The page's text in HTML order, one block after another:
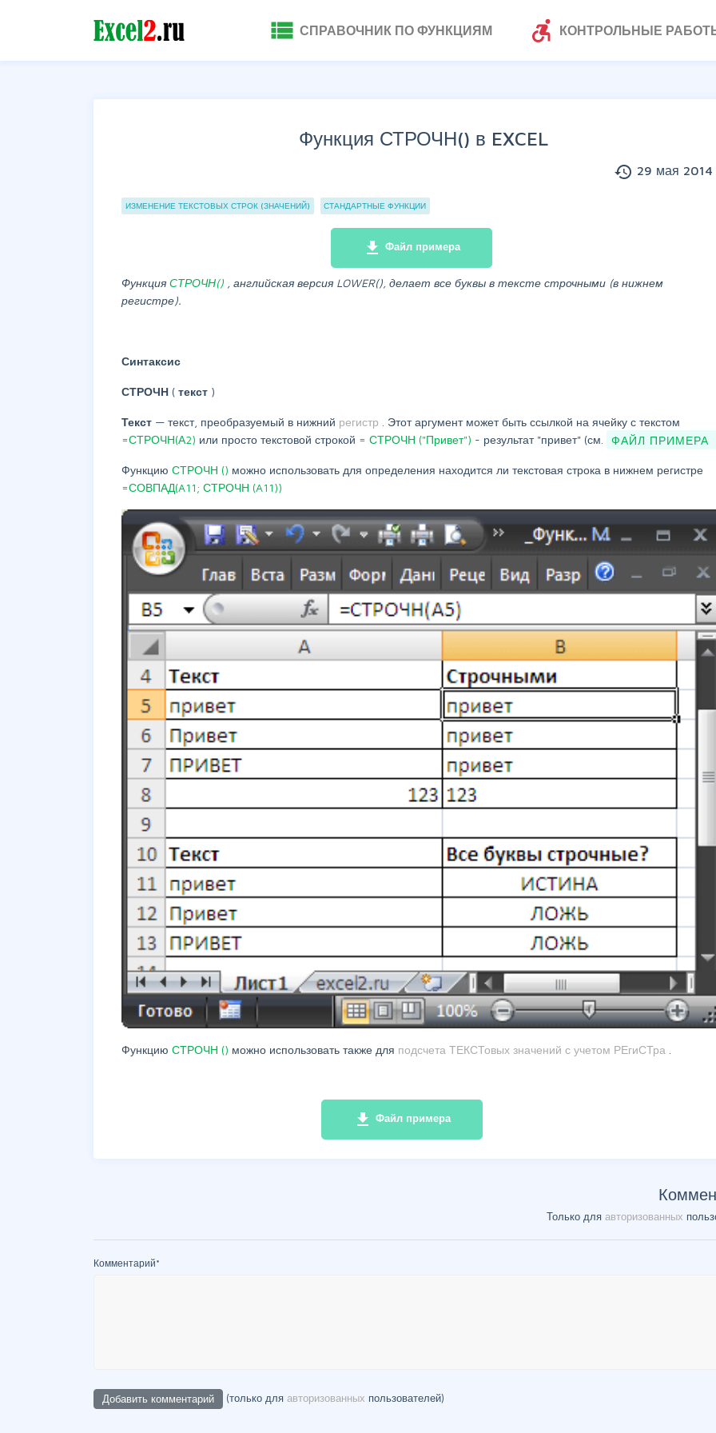
view_list СПРАВОЧНИК ПО ФУНКЦИЯМ accessible_forward КОНТРОЛЬНЫЕ
Функция СТРОЧН() в EXCEL
history 29 мая 2014
Группы статей
ИЗМЕНЕНИЕ ТЕКСТОВЫХ СТРОК (ЗНАЧЕНИЙ) СТАНДАРТНЫЕ ФУНКЦИИ
file_download Файл примера
Функция СТРОЧН()
, английская версия LOWER(), делает все буквы в тексте строчными (в нижнем
регистре).
Синтаксис
СТРОЧН ( текст )
Текст — текст, преобразуемый в нижний регистр
. Этот аргумент может быть ссылкой на ячейку с текстом
=СТРОЧН(А2) или просто текстовой строкой = СТРОЧН ("Привет") - результат "привет" (см. ФАЙЛ ПРИМЕРА
Функцию СТРОЧН () можно использовать для определения находится ли текстовая строка в нижнем регистре
=СОВПАД(A11; СТРОЧН (A11))
Функцию СТРОЧН () можно использовать также для подсчета ТЕКСТовых значений с учетом РЕгиСТра
file_download Файл примера
Только для авторизованных
Комментарий*
(только для авторизованных пользователей)